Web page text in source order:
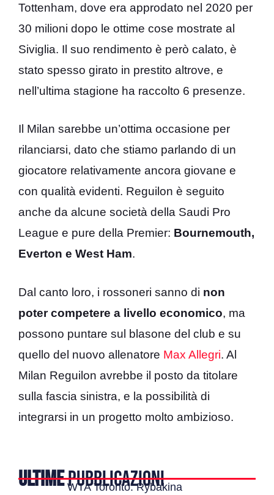
Tottenham, dove era approdato nel 2020 per
30 milioni dopo le ottime cose mostrate al
Siviglia. Il suo rendimento è però calato, è
stato spesso girato in prestito altrove, e
nell’ultima stagione ha raccolto 6 presenze.
Il Milan sarebbe un’ottima occasione per
rilanciarsi, dato che stiamo parlando di un
giocatore relativamente ancora giovane e
con qualità evidenti. Reguilon è seguito
anche da alcune società della Saudi Pro
League e pure della Premier: Bournemouth,
Everton e West Ham.
Dal canto loro, i rossoneri sanno di non
poter competere a livello economico, ma
possono puntare sul blasone del club e su
quello del nuovo allenatore Max Allegri. Al
Milan Reguilon avrebbe il posto da titolare
sulla fascia sinistra, e la possibilità di
integrarsi in un progetto molto ambizioso.
ULTIMEPUBBLICAZIONI
WTA Toronto: Rybakina